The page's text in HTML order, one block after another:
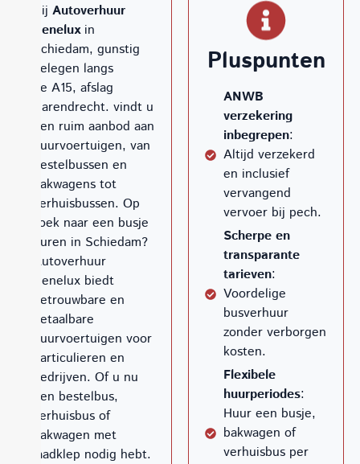
Bij Autoverhuur
Beneluxin
Schiedam, gunstig
gelegen langs
de A15, afslag
Barendrecht. vindt u
een ruim aanbod aan
huurvoertuigen, van
bestelbussen en
bakwagens tot
verhuisbussen. Op
zoek naar een busje
huren in Schiedam?
Autoverhuur
Benelux biedt
betrouwbare en
betaalbare
huurvoertuigen voor
particulieren en
bedrijven. Of u nu
een bestelbus,
verhuisbus of
bakwagen met
laadklep nodig hebt.
Pluspunten
ANWB
verzekering
inbegrepen:
Altijd verzekerd
en inclusief
vervangend
vervoer bij pech.
Scherpe en
transparante
tarieven:
Voordelige
busverhuur
zonder verborgen
kosten.
Flexibele
huurperiodes:
Huur een busje,
bakwagen of
verhuisbus per